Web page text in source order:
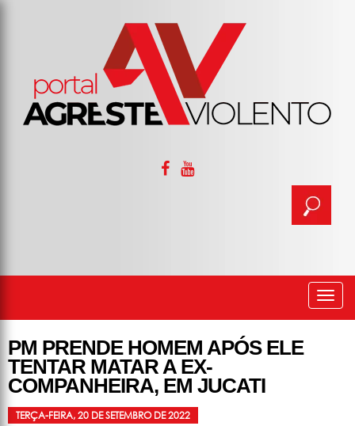
PM PRENDE HOMEM APÓS ELE
TENTAR MATAR A EX-
COMPANHEIRA, EM JUCATI
TERÇA-FEIRA, 20 DE SETEMBRO DE 2022